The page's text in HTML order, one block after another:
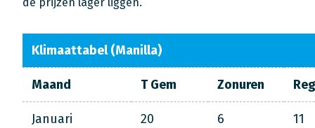
Klimaattabel (Manilla)
Maand T Gem Zonuren
Januari 20 6 11